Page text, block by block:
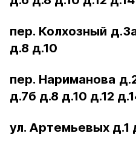
пер. Колхозный
д.8 д.10
пер. Нариманова
д.7б д.8 д.10 д.12
ул. Артемьевых д.1